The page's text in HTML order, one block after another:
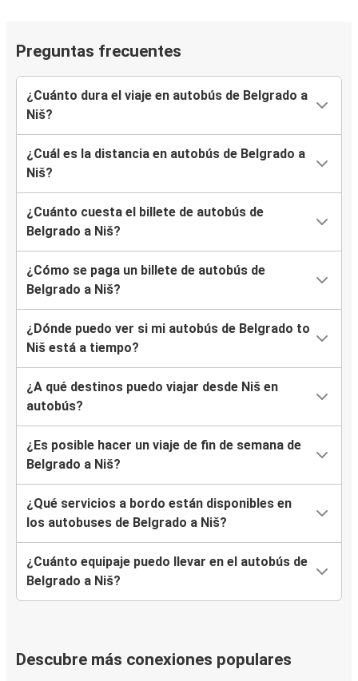
Preguntas frecuentes
¿Cuánto dura el viaje en autobús de Belgrado a
Niš?
¿Cuál es la distancia en autobús de Belgrado a
Niš?
¿Cuánto cuesta el billete de autobús de
Belgrado a Niš?
¿Cómo se paga un billete de autobús de
Belgrado a Niš?
¿Dónde puedo ver si mi autobús de Belgrado to
Niš está a tiempo?
¿A qué destinos puedo viajar desde Niš en
autobús?
¿Es posible hacer un viaje de fin de semana de
Belgrado a Niš?
¿Qué servicios a bordo están disponibles en
los autobuses de Belgrado a Niš?
¿Cuánto equipaje puedo llevar en el autobús de
Belgrado a Niš?
Descubre más conexiones populares